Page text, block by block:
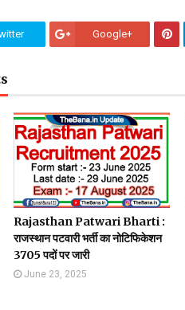
Google+
Rajasthan Patwari Bharti :
राजस्थान पटवारी भर्ती का नोटिफिकेशन
3705 पदों पर जारी
June 23, 2025